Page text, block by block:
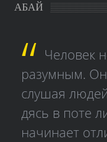
АБАЙ
Человек
разумным.
слушая
дясь в поте
начинает